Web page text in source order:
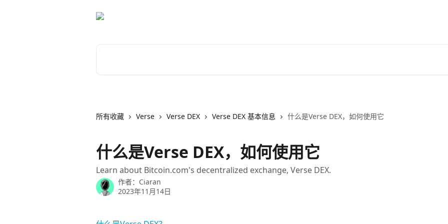
所有收藏 Verse Verse DEX Verse DEX 基本信息 什么是Verse DEX，如何使用它
什么是Verse DEX，如何使用它
Learn about Bitcoin.com's decentralized exchange, Verse DEX.
作者： Ciaran
2023年11月14日